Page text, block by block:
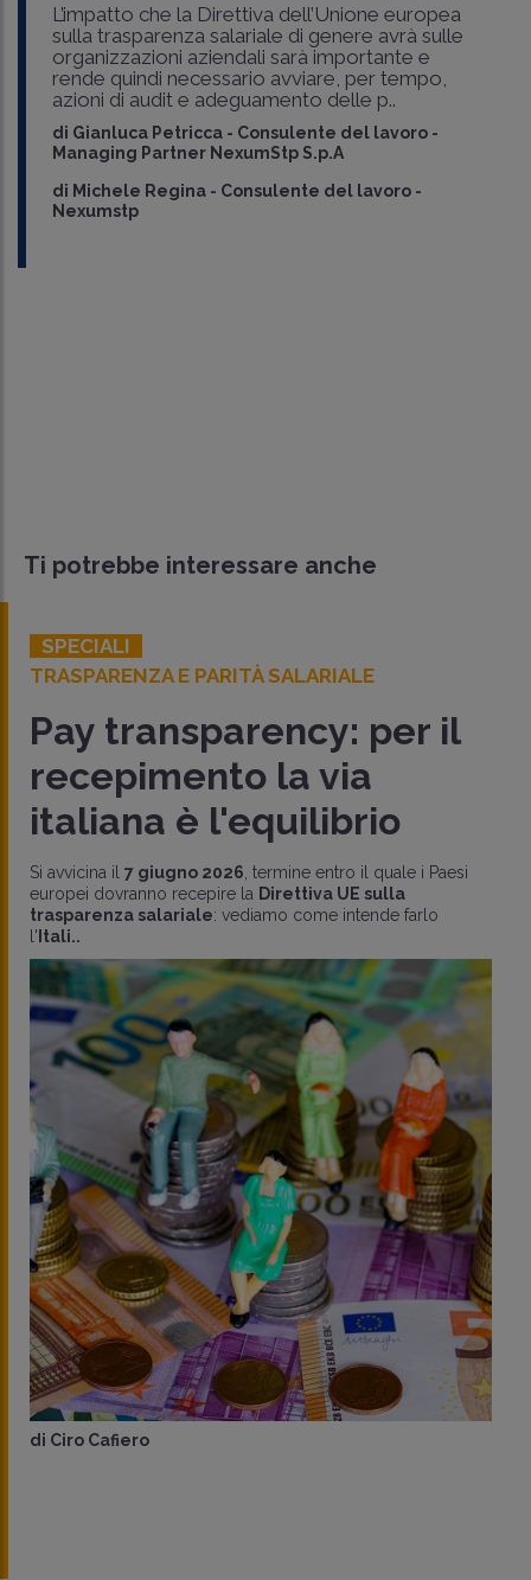
L’impatto che la Direttiva dell’Unione europea
sulla trasparenza salariale di genere avrà sulle
organizzazioni aziendali sarà importante e
rende quindi necessario avviare, per tempo,
azioni di audit e adeguamento delle p..
di Gianluca Petricca - Consulente del lavoro -
Managing Partner NexumStp S.p.A
di Michele Regina - Consulente del lavoro -
Nexumstp
Ti potrebbe interessare anche
SPECIALI
TRASPARENZA E PARITÀ SALARIALE
Pay transparency: per il
recepimento la via
italiana è l'equilibrio
Si avvicina il 7 giugno 2026 , termine entro il quale i Paesi
europei dovranno recepire la Direttiva UE sulla
trasparenza salariale: vediamo come intende farlo
l' Itali..
di Ciro Cafiero